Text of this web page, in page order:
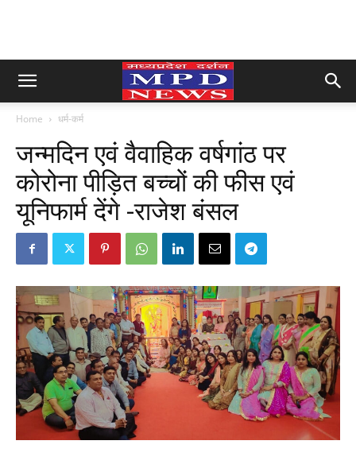
Home धर्म-कर्म
जन्मदिन एवं वैवाहिक वर्षगांठ पर
कोरोना पीड़ित बच्चों की फीस एवं
यूनिफार्म देंगे -राजेश बंसल